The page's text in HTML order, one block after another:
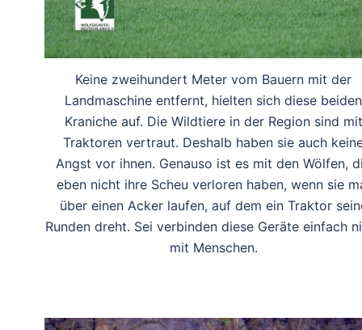
Keine zweihundert Meter vom Bauern mit der
Landmaschine entfernt, hielten sich diese beiden
Kraniche auf. Die Wildtiere in der Region sind mit
Traktoren vertraut. Deshalb haben sie auch
Angst vor ihnen. Genauso ist es mit den Wölfen,
eben nicht ihre Scheu verloren haben, wenn sie
über einen Acker laufen, auf dem ein Traktor
Runden dreht. Sei verbinden diese Geräte einfach
mit Menschen.